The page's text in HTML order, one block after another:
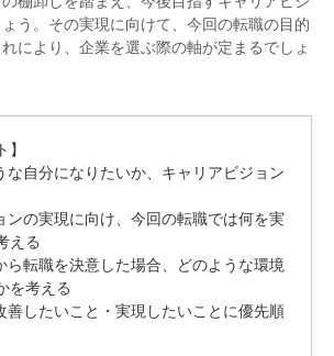
う。その実現に向けて、今回の転職の目的
により、企業を選ぶ際の軸が定まるでしょ
】
な自分になりたいか、キャリアビジョン
ンの実現に向け、今回の転職では何を実
える
ら転職を決意した場合、どのような環境
を考える
善したいこと・実現したいことに優先順